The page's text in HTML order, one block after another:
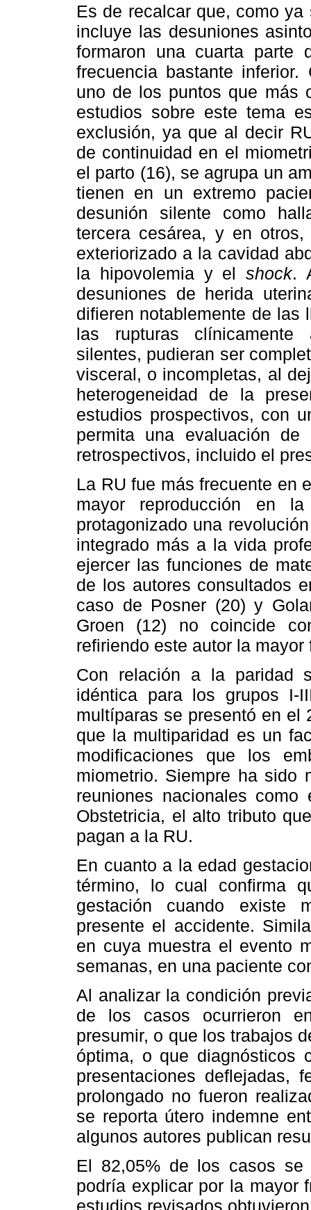
Es de recalcar que, como
incluye las desuniones
formaron una cuarta parte
frecuencia bastante
uno de los puntos que más
estudios sobre este tema
exclusión, ya que al decir
de continuidad en el
el parto (16), se agrupa un
tienen en un extremo
desunión silente como
tercera cesárea, y en
exteriorizado a la cavidad
la hipovolemia y elshock.
desuniones de herida
difieren notablemente de las
las rupturas clínicamente
silentes, pudieran ser
visceral, o incompletas, al
heterogeneidad de la
estudios prospectivos, con
permita una evaluación
retrospectivos, incluido el
La RU fue más frecuente en
mayor reproducción en
protagonizado una
integrado más a la vida
ejercer las funciones de
de los autores consultados
caso de Posner (20) y
Groen (12) no coincide
refiriendo este autor la
Con relación a la paridad
idéntica para los grupos I-
multíparas se presentó en el
que la multiparidad es un
modificaciones que los
miometrio. Siempre ha sido
reuniones nacionales
Obstetricia, el alto tributo
pagan a la RU.
En cuanto a la edad
término, lo cual confirma
gestación cuando existe
presente el accidente.
en cuya muestra el evento
semanas, en una paciente
Al analizar la condición
de los casos ocurrieron
presumir, o que los trabajos
óptima, o que diagnósticos
presentaciones deflejadas,
prolongado no fueron
se reporta útero indemne
algunos autores publican
El 82,05% de los casos
podría explicar por la mayor